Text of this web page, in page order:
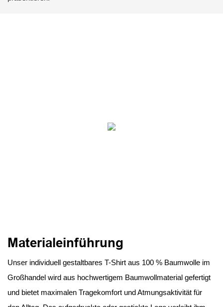
Materialeinführung
Unser individuell gestaltbares T-Shirt aus 100 % Baumwolle im
Großhandel wird aus hochwertigem Baumwollmaterial gefertigt
und bietet maximalen Tragekomfort und Atmungsaktivität für